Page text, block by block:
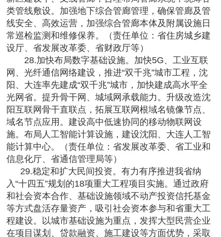
类管线敷设。加强地下综合管廊管理，确保管廊及管
线安全、高效运营，加强综合管廊本体及附属设施日
常巡检监测和维修保养。（责任单位：省住房城乡建
设厅、省发展改革委、省财政厅等）
28.加快布局数字基础设施。加快5G、工业互联
网、光纤通信网络建设，推进“双千兆”城市工程，沈
阳、大连率先建成“双千兆”城市，加快建成高水平全
光网省。提升骨干网、城域网承载能力。升级改造沈
阳互联网骨干直联点，拓展互联网根域名镜像节点、
域名节点应用。建设高中低速协同的移动物联网设
施。布局人工智能计算设施，建设沈阳、大连人工智
能计算中心。（责任单位：省发展改革委、省工业和
信息化厅、省通信管理局等）
29.稳定和扩大民间投资。有力有序推进我省纳
入“十四五”规划的18项重大工程项目实施。通过政府
和社会资本合作、基础设施领域不动产投资信托基金
等方式盘活存量资产，吸引社会资本参与和省重大工
程建设。以城市基础设施为重点，发挥大型民营企业
在项目谋划、贷款融资、施工建设等方面优势，采取